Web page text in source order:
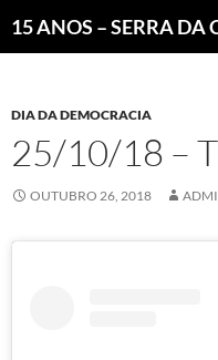
DIA DA DEMOCRACIA
25/10/18 –
OUTUBRO 26, 2018